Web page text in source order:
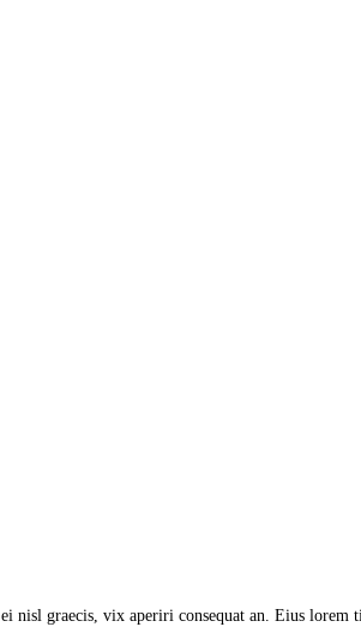
nisl graecis, vix aperiri consequat an. Eius